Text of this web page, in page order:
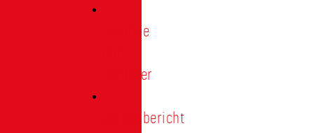
Freunde
Förderer
Jahresbericht